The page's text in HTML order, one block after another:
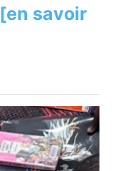
[en savoir